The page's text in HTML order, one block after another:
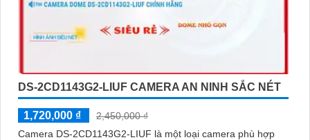
DS-2CD1143G2-LIUF CAMERA AN NINH SẮC NÉT
1,720,000 ₫
2,450,000 ₫
Camera DS-2CD1143G2-LIUF là một loại camera phù hợp